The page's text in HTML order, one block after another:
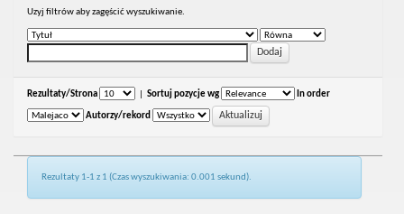
Uzyj filtrów aby zagęścić wyszukiwanie.
Rezultaty/Strona Sortuj pozycje wg In order
Autorzy/rekord
Rezultaty 1-1 z 1 (Czas wyszukiwania: 0.001 sekund).